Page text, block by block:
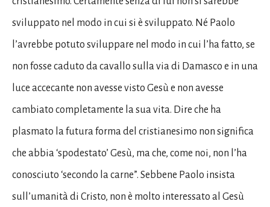
sviluppato nel modo in cui si è sviluppato. Né Paolo
l’avrebbe potuto sviluppare nel modo in cui l’ha fatto, se
non fosse caduto da cavallo sulla via di Damasco e in una
luce accecante non avesse visto Gesù e non avesse
cambiato completamente la sua vita. Dire che ha
plasmato la futura forma del cristianesimo non significa
che abbia ‘spodestato’ Gesù, ma che, come noi, non l’ha
conosciuto ‘secondo la carne”. Sebbene Paolo insista
sull’umanità di Cristo, non è molto interessato al Gesù